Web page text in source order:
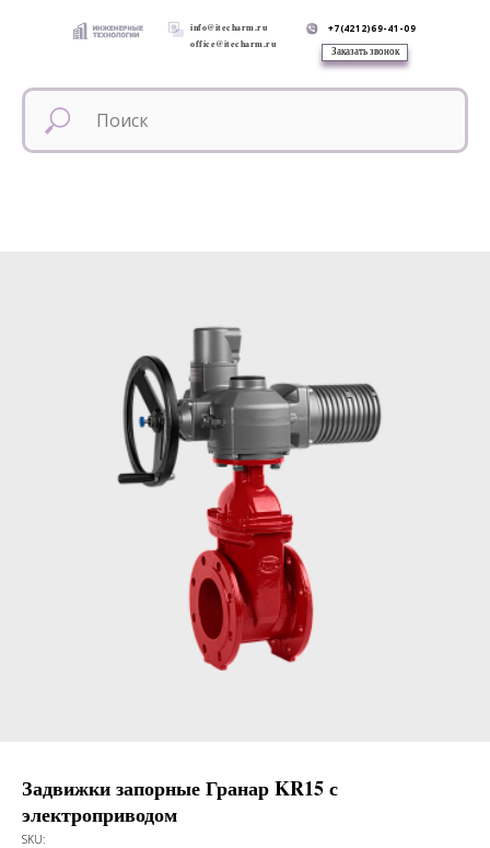
info@itecharm.ru
office@itecharm.ru
+7(4212)69-41-09
Заказать звонок
Задвижки запорные Гранар KR15 с
электроприводом
SKU: